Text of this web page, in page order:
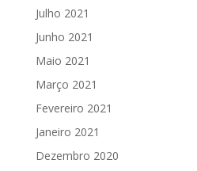
Julho 2021
Junho 2021
Maio 2021
Março 2021
Fevereiro 2021
Janeiro 2021
Dezembro 2020